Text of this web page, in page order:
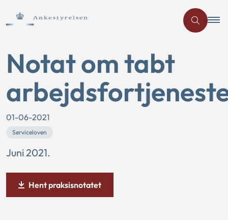
Notat om tabt
01-06-2021
Serviceloven
Juni 2021.
Hent praksisnotatet